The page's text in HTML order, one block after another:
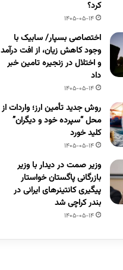
کرد؟
1405-05-14
اختصاصی بسپار/ سابیک با
وجود کاهش زیان، از افت درآمد
و اختلال در زنجیره تامین خبر
داد
1405-05-14
روش جدید تأمین ارز؛ واردات از
محل “سپرده خود و دیگران”
کلید خورد
1405-05-14
وزیر صمت در دیدار با وزیر
بازرگانی پاگستان خواستار
پیگیری کانتینرهای ایرانی در
بندر کراچی شد
1405-05-14